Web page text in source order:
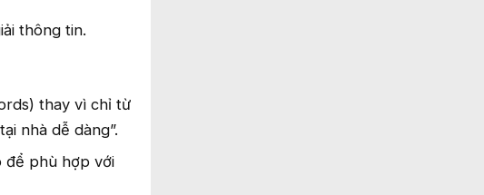
thông tin.
thay vì chỉ từ
nhà dễ dàng”.
để phù hợp với